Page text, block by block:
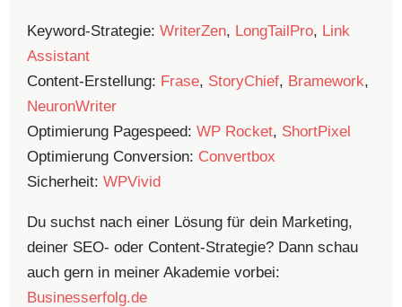
Keyword-Strategie: WriterZen, LongTailPro, Link
Assistant
Content-Erstellung: Frase, StoryChief, Bramework,
NeuronWriter
Optimierung Pagespeed: WP Rocket, ShortPixel
Optimierung Conversion: Convertbox
Sicherheit: WPVivid
Du suchst nach einer Lösung für dein Marketing,
deiner SEO- oder Content-Strategie? Dann schau
auch gern in meiner Akademie vorbei:
Businesserfolg.de